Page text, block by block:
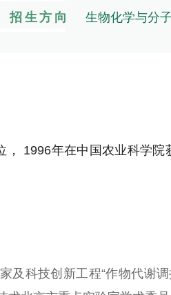
招生方向 生物化学与分
1996年在中国农业科学
及科技创新工程“作物代谢